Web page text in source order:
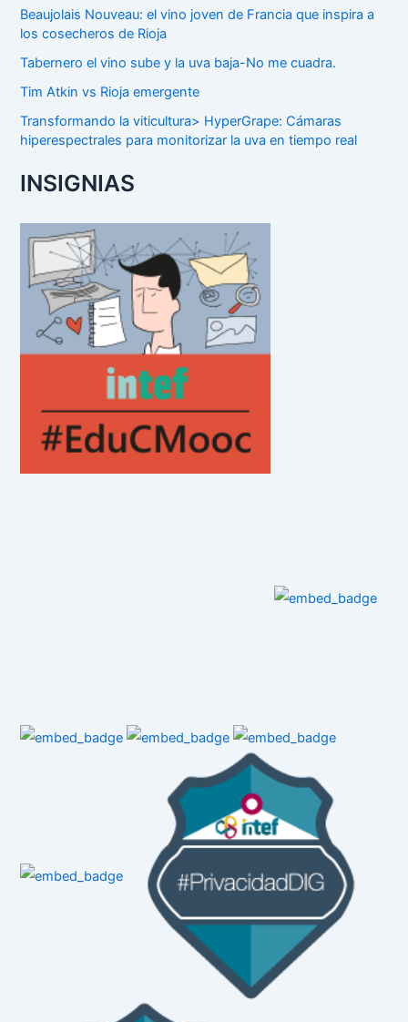
Beaujolais Nouveau: el vino joven de Francia que inspira a
los cosecheros de Rioja
Tabernero el vino sube y la uva baja-No me cuadra.
Tim Atkin vs Rioja emergente
Transformando la viticultura> HyperGrape: Cámaras
hiperespectrales para monitorizar la uva en tiempo real
INSIGNIAS